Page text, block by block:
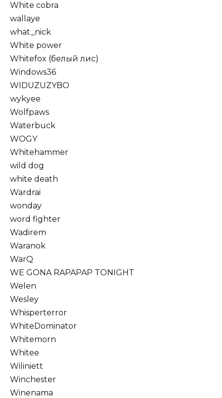
White cobra
wallaye
what_nick
White power
Whitefox (белый лис)
Windows36
WIDUZUZYBO
wykyee
Wolfpaws
Waterbuck
WOGY
Whitehammer
wild dog
white death
Wardrai
wonday
word fighter
Wadirem
Waranok
WarQ
WE GONA RAPAPAP TONIGHT
Welen
Wesley
Whisperterror
WhiteDominator
Whitemorn
Whiteе
Wiliniett
Winchester
Winenama